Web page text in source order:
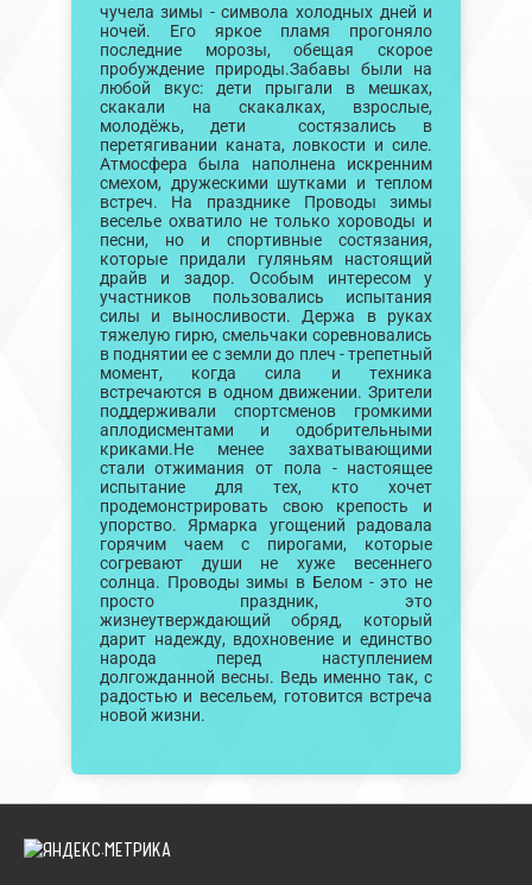
чучела зимы - символа холодных дней и
ночей. Его яркое пламя прогоняло
последние морозы, обещая скорое
пробуждение природы.Забавы были на
любой вкус: дети прыгали в мешках,
скакали на скакалках, взрослые,
молодёжь, дети состязались в
перетягивании каната, ловкости и силе.
Атмосфера была наполнена искренним
смехом, дружескими шутками и теплом
встреч. На празднике Проводы зимы
веселье охватило не только хороводы и
песни, но и спортивные состязания,
которые придали гуляньям настоящий
драйв и задор. Особым интересом у
участников пользовались испытания
силы и выносливости. Держа в руках
тяжелую гирю, смельчаки соревновались
в поднятии ее с земли до плеч - трепетный
момент, когда сила и техника
встречаются в одном движении. Зрители
поддерживали спортсменов громкими
аплодисментами и одобрительными
криками.Не менее захватывающими
стали отжимания от пола - настоящее
испытание для тех, кто хочет
продемонстрировать свою крепость и
упорство. Ярмарка угощений радовала
горячим чаем с пирогами, которые
согревают души не хуже весеннего
солнца. Проводы зимы в Белом - это не
просто праздник, это
жизнеутверждающий обряд, который
дарит надежду, вдохновение и единство
народа перед наступлением
долгожданной весны. Ведь именно так, с
радостью и весельем, готовится встреча
новой жизни.